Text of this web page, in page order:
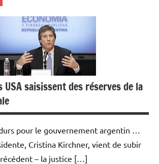
saisissent des réserves de la
pour le gouvernement argentin …
Cristina Kirchner, vient de subir
– la justice […]